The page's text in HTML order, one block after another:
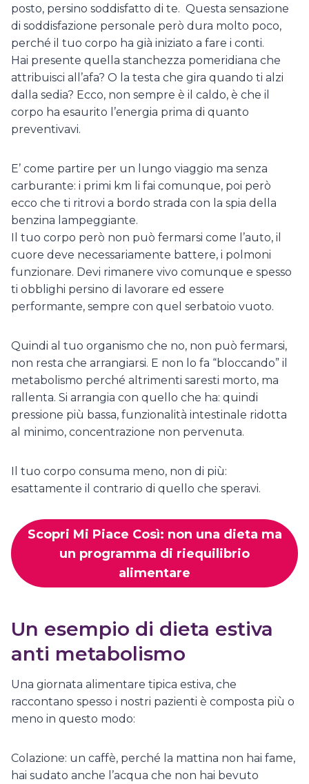
posto, persino soddisfatto di te. Questa sensazione
di soddisfazione personale però dura molto poco,
perché il tuo corpo ha già iniziato a fare i conti.
Hai presente quella stanchezza pomeridiana che
attribuisci all’afa? O la testa che gira quando ti alzi
dalla sedia? Ecco, non sempre è il caldo, è che il
corpo ha esaurito l’energia prima di quanto
preventivavi.
E’ come partire per un lungo viaggio ma senza
carburante: i primi km li fai comunque, poi però
ecco che ti ritrovi a bordo strada con la spia della
benzina lampeggiante.
Il tuo corpo però non può fermarsi come l’auto, il
cuore deve necessariamente battere, i polmoni
funzionare. Devi rimanere vivo comunque e spesso
ti obblighi persino di lavorare ed essere
performante, sempre con quel serbatoio vuoto.
Quindi al tuo organismo che no, non può fermarsi,
non resta che arrangiarsi. E non lo fa “bloccando” il
metabolismo perché altrimenti saresti morto, ma
rallenta. Si arrangia con quello che ha: quindi
pressione più bassa, funzionalità intestinale ridotta
al minimo, concentrazione non pervenuta.
Il tuo corpo consuma meno, non di più:
esattamente il contrario di quello che speravi.
Scopri Mi Piace Così: non una dieta ma
un programma di riequilibrio
alimentare
Un esempio di dieta estiva
anti metabolismo
Una giornata alimentare tipica estiva, che
raccontano spesso i nostri pazienti è composta più o
meno in questo modo:
Colazione: un caffè, perché la mattina non hai fame,
hai sudato anche l’acqua che non hai bevuto